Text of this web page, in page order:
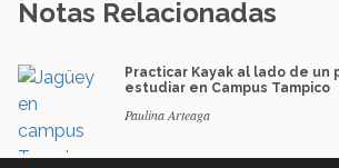
Notas Relacionadas
Practicar Kayak al lado de un
estudiar en Campus Tampico
Paulina Arteaga